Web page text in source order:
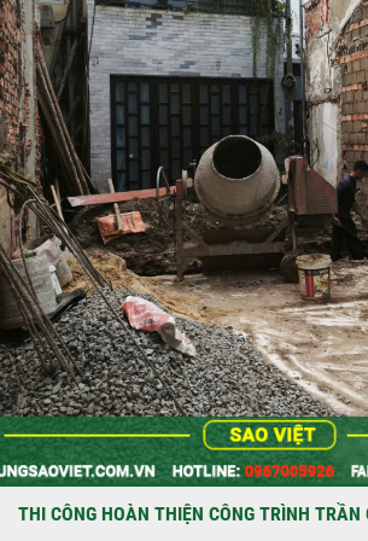
THI CÔNG HOÀN THIỆN CÔNG TRÌNH TRẦN